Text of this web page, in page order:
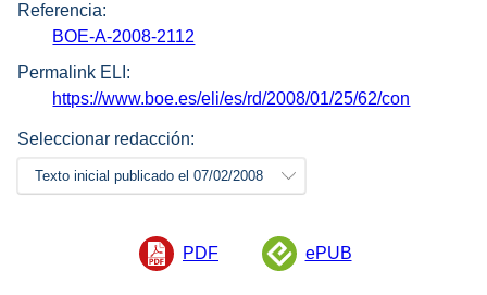
Referencia:
BOE-A-2008-2112
Permalink ELI:
https://www.boe.es/eli/es/rd/2008/01/25/62/con
Seleccionar redacción:
Texto inicial publicado el 07/02/2008
PDF ePUB